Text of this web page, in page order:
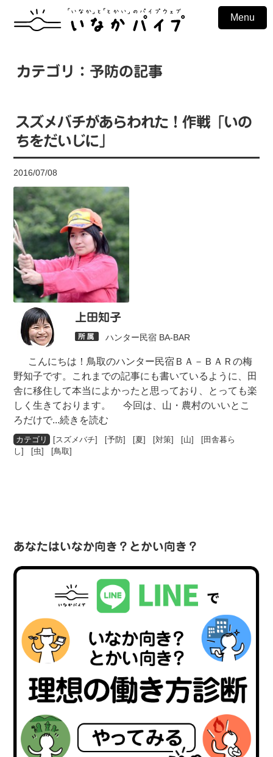
Menu
カテゴリ：予防の記事
スズメバチがあらわれた！作戦「いの
ちをだいじに」
2016/07/08
上田知子
ハンター民宿 BA-BAR
こんにちは！鳥取のハンター民宿ＢＡ－ＢＡＲの梅
野知子です。これまでの記事にも書いているように、田
舎に移住して本当によかったと思っており、とっても楽
しく生きております。 今回は、山・農村のいいとこ
ろだけで...続きを読む
[スズメバチ] [予防] [夏] [対策] [山] [田舎暮ら
し] [虫] [鳥取]
あなたはいなか向き？とかい向き？